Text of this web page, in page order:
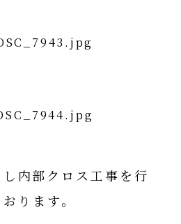
内部クロス工事を行
ります。